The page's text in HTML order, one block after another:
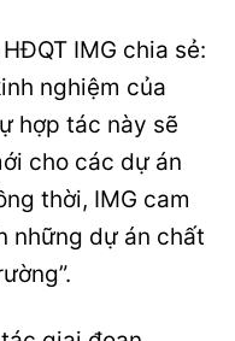
IMG chia sẻ:
nghiệm của
hợp tác này sẽ
cho các dự án
thời, IMG cam
những dự án chất